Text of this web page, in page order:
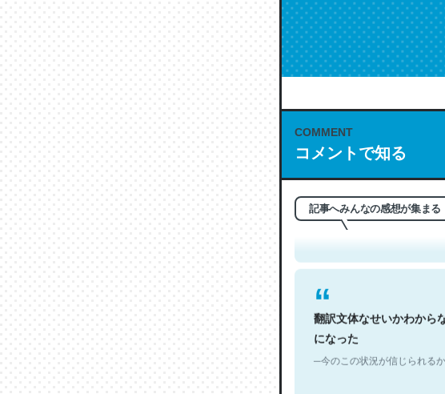
COMMENT
コメントで知る
記事へみんなの感想が集まる
これは名文。彼はとても
もお勧め。自分はこの
─今のこの状況が信じられる
翻訳文体なせいかわから
になった
─今のこの状況が信じられる